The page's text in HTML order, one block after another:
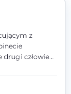
z
drugi człowiek
i pełne
pracy nad